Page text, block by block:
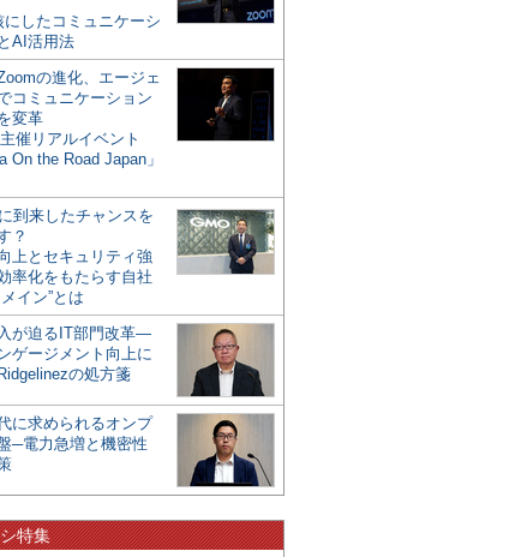
にしたコミュニケーシ
AI活用法
の進化、エージェ
コミュニケーション
変革
催リアルイベント
On the Road Japan」
到来したチャンスを
？
上とセキュリティ強
率化をもたらす自社
イン”とは
が迫るIT部門改革―
ゲージメント向上に
の処方箋
に求められるオンプ
─電力急増と機密性
特集